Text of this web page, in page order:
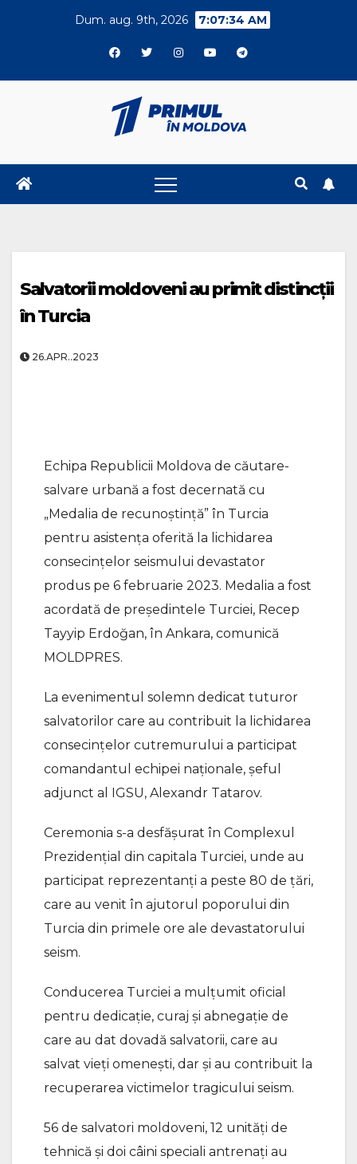
Dum. aug. 9th, 2026 7:07:35 AM
Salvatorii moldoveni au primit distincții
în Turcia
26.APR..2023
Echipa Republicii Moldova de căutare-
salvare urbană a fost decernată cu
„Medalia de recunoștință” în Turcia
pentru asistența oferită la lichidarea
consecințelor seismului devastator
produs pe 6 februarie 2023. Medalia a fost
acordată de președintele Turciei, Recep
Tayyip Erdoğan, în Ankara, comunică
MOLDPRES.
La evenimentul solemn dedicat tuturor
salvatorilor care au contribuit la lichidarea
consecințelor cutremurului a participat
comandantul echipei naționale, șeful
adjunct al IGSU, Alexandr Tatarov.
Ceremonia s-a desfășurat în Complexul
Prezidențial din capitala Turciei, unde au
participat reprezentanți a peste 80 de țări,
care au venit în ajutorul poporului din
Turcia din primele ore ale devastatorului
seism.
Conducerea Turciei a mulțumit oficial
pentru dedicație, curaj și abnegație de
care au dat dovadă salvatorii, care au
salvat vieți omenești, dar și au contribuit la
recuperarea victimelor tragicului seism.
56 de salvatori moldoveni, 12 unități de
tehnică și doi câini speciali antrenați au